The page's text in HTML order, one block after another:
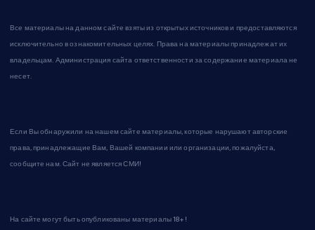
Все материалы на данном сайте взяты из открытых источников и предоставляются
исключительно в ознакомительных целях. Права на материалы принадлежат их
владельцам. Администрация сайта ответственности за содержание материала не
несет.
Если Вы обнаружили на нашем сайте материалы, которые нарушают авторские
права, принадлежащие Вам, Вашей компании или организации, пожалуйста,
сообщите нам. Сайт не является СМИ!
На сайте могут быть опубликованы материалы 18+!